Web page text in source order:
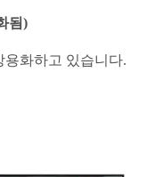
됨)
용화하고 있습니다.